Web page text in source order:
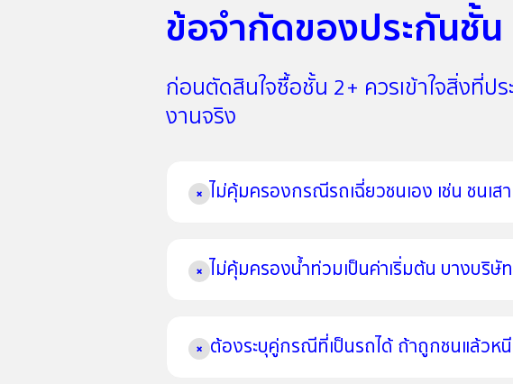
ข้อจำกัดของประกันชั้
ก่อนตัดสินใจซื้อชั้น 2+ ควรเข้าใจสิ่งที่ป
งานจริง
× ไม่คุ้มครองกรณีรถเฉี่ยวชนเอง เช่น ชนเ
× ไม่คุ้มครองน้ำท่วมเป็นค่าเริ่มต้น บางบริ
× ต้องระบุคู่กรณีที่เป็นรถได้ ถ้าถูกชนแล้วห